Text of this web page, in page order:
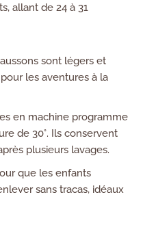
allant de 24 à 31
sont légers et
les aventures à la
en machine programme
de 30°. Ils conservent
plusieurs lavages.
que les enfants
sans tracas, idéaux